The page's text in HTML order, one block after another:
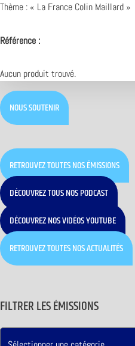
Thème : « La France Colin Maillard »
Référence :
Aucun produit trouvé.
NOUS SOUTENIR
RETROUVEZ TOUTES NOS ÉMISSIONS
DÉCOUVREZ TOUS NOS PODCAST
DÉCOUVREZ NOS VIDÉOS YOUTUBE
RETROUVEZ TOUTES NOS ACTUALITÉS
FILTRER LES ÉMISSIONS